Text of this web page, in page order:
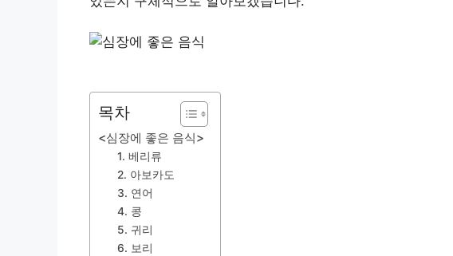
목차
<심장에 좋은 음식>
1. 베리류
2. 아보카도
3. 연어
4. 콩
5. 귀리
6. 보리